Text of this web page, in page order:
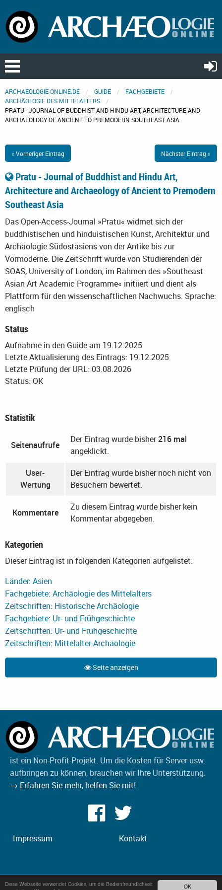
OK
Diese Webseite verwendet Cookies, um die Bedienfreundlichkeit
ARCHAEOLOGIE-ONLINE.DE GUIDE
FACHGEBIETE
ARCHÄOLOGIE DES MITTELALTERS
PRATU - JOURNAL OF BUDDHIST AND HINDU ART, ARCHITECTURE AND
ARCHAEOLOGY OF ANCIENT TO PREMODERN SOUTHEAST ASIA
« Vorheriger Eintrag Nächster Eintrag »
Pratu - Journal of Buddhist and Hindu Art,
Architecture and Archaeology of Ancient to Premodern
Southeast Asia
Das Open-Access-Journal »Pratu« widmet sich der
buddhistischen und hinduistischen Kunst, Architektur und
Archäologie Südostasiens von der Antike bis zur
Vormoderne. Die Zeitschrift wurde von Studierenden der
SOAS, University of London, im Rahmen des »Southeast
Asian Art Academic Programme« initiiert und dient als
Plattform für den wissenschaftlichen Nachwuchs. Sprache:
englisch
Status
Aufnahme in den Guide am 19.12.2025
Letzte Aktualisierung des Eintrags: 19.12.2025
Letzte Prüfung der URL: 03.08.2026
Status: OK
Statistik
Seitenaufrufe
Der Eintrag wurde bisher216 mal
angeklickt.
User-
Wertung
Der Eintrag wurde bisher noch nicht von
Besuchern bewertet.
Kommentare
Zu diesem Eintrag wurde bisher kein
Kommentar abgegeben.
Kategorien
Dieser Eintrag ist in folgenden Kategorien aufgelistet:
Länder: Asien
Fachgebiete: Archäologie des Mittelalters
Zeitschriften: Historische Archäologie
Fachgebiete: Ur- und Frühgeschichte
Zeitschriften: Ur- und Frühgeschichte
Zeitschriften: Mittelalter-Archäologie
Seite anzeigen
ist ein Non-Profit-Projekt. Um die Kosten für Server usw.
aufbringen zu können, brauchen wir Ihre Unterstützung.
→ Erfahren Sie mehr, helfen Sie mit!
Impressum Kontakt